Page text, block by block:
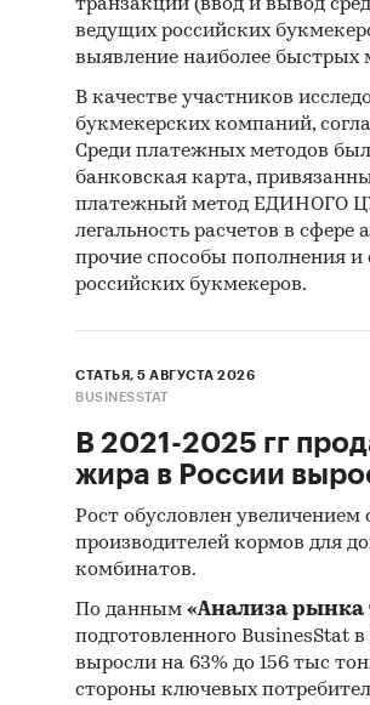
транзакций (ввод и вывод
ведущих российских
выявление наиболее быстрых
В качестве участников
букмекерских компаний,
Среди платежных методов
банковская карта,
платежный метод ЕДИНОГО
легальность расчетов в
прочие способы пополнения и
российских букмекеров.
СТАТЬЯ, 5 АВГУСТА 2026
BUSINESSTAT
В 2021-2025 гг
жира в России
Рост обусловлен
производителей кормов для
комбинатов.
По данным «Анализа рынка
подготовленного BusinesStat
выросли на 63% до 156 тыс
стороны ключевых